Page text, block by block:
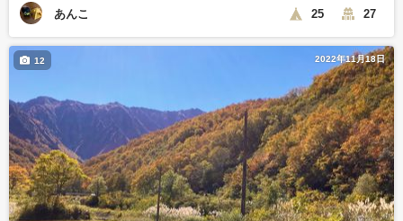
あんこ 25 27
2022年11月18日
12